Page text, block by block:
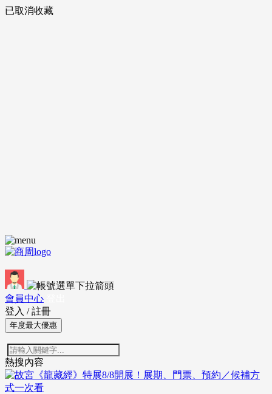
已取消收藏
會員中心
登入 / 註冊
年度最大優惠
熱搜內容